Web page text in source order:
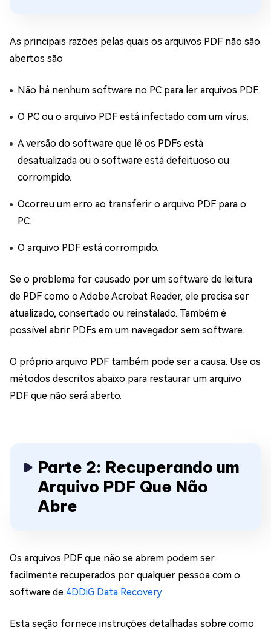
As principais razões pelas quais os arquivos PDF não são
abertos são
Não há nenhum software no PC para ler arquivos PDF.
O PC ou o arquivo PDF está infectado com um vírus.
A versão do software que lê os PDFs está
desatualizada ou o software está defeituoso ou
corrompido.
Ocorreu um erro ao transferir o arquivo PDF para o
PC.
O arquivo PDF está corrompido.
Se o problema for causado por um software de leitura
de PDF como o Adobe Acrobat Reader, ele precisa ser
atualizado, consertado ou reinstalado. Também é
possível abrir PDFs em um navegador sem software.
O próprio arquivo PDF também pode ser a causa. Use os
métodos descritos abaixo para restaurar um arquivo
PDF que não será aberto.
Parte 2: Recuperando um
Arquivo PDF Que Não
Abre
Os arquivos PDF que não se abrem podem ser
facilmente recuperados por qualquer pessoa com o
software de 4DDiG Data Recovery
Esta seção fornece instruções detalhadas sobre como